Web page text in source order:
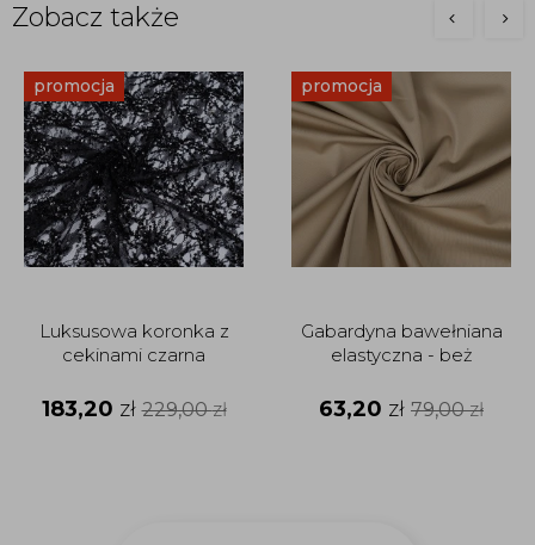
Zobacz także
promocja
Luksusowa koronka z
cekinami czarna
183,20 zł 229,00zł
promocja
Gabardyna bawełniana
elastyczna - beż
63,20 zł 79,00zł